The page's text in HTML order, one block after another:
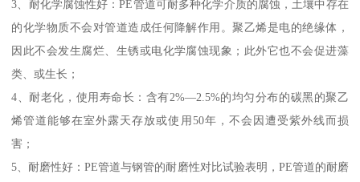
3、耐化学腐蚀性好：PE管道可耐多种化学介质的腐蚀，土壤中存在
的化学物质不会对管道造成任何降解作用。聚乙烯是电的绝缘体，
因此不会发生腐烂、生锈或电化学腐蚀现象；此外它也不会促进藻
类、或生长；
4、耐老化，使用寿命长：含有2%—2.5%的均匀分布的碳黑的聚乙
烯管道能够在室外露天存放或使用50年，不会因遭受紫外线而损
害；
5、耐磨性好：PE管道与钢管的耐磨性对比试验表明，PE管道的耐磨